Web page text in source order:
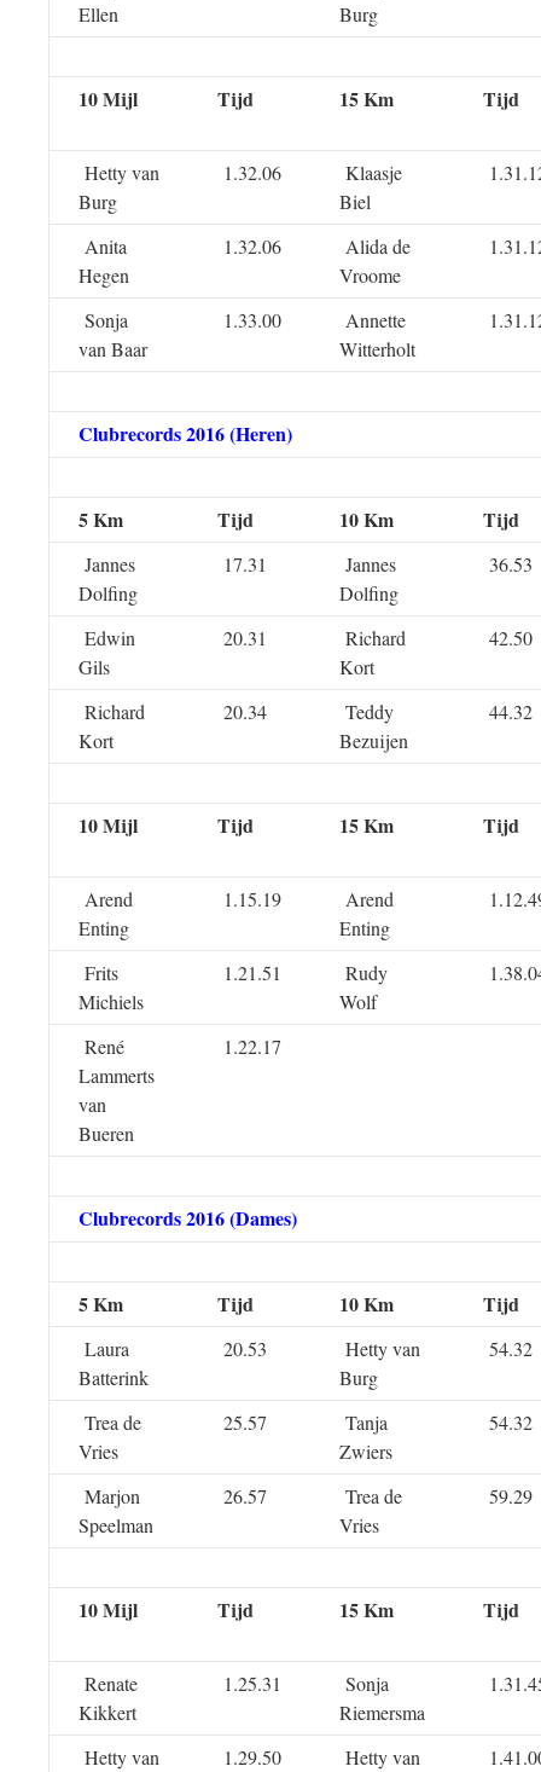
Ellen
Burg
10 Mijl Tijd 15 Km Tijd
Hetty van
Burg
1.32.06
Klaasje
Biel
Anita
Hegen
1.32.06
Alida de
Vroome
Sonja
van Baar
1.33.00
Annette
Witterholt
Clubrecords 2016 (Heren)
5 Km Tijd 10 Km Tijd
Jannes
Dolfing
17.31
Jannes
Dolfing
36.53
Edwin
Gils
20.31
Richard
Kort
42.50
Richard
Kort
20.34
Teddy
Bezuijen
44.32
10 Mijl Tijd 15 Km Tijd
Arend
Enting
1.15.19
Arend
Enting
Frits
Michiels
1.21.51
Rudy
Wolf
René
Lammerts
van
Bueren
1.22.17
Clubrecords 2016 (Dames)
5 Km Tijd 10 Km Tijd
Laura
Batterink
20.53
Hetty van
Burg
54.32
Trea de
Vries
25.57
Tanja
Zwiers
54.32
Marjon
Speelman
26.57
Trea de
Vries
59.29
10 Mijl Tijd 15 Km Tijd
Renate
Kikkert
1.25.31
Sonja
Riemersma
Hetty van
1.29.50
Hetty van